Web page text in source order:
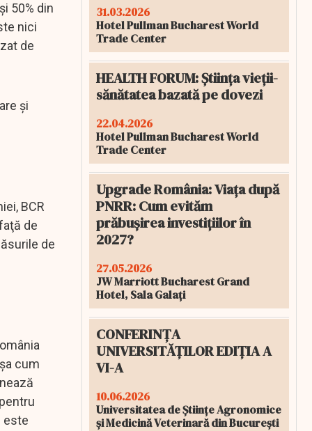
50% din
nici
de
şi
BCR
de
de
cum
este
31.03.2026
Hotel Pullman Bucharest World
Trade Center
HEALTH FORUM: Știința vieții-
sănătatea bazată pe dovezi
22.04.2026
Hotel Pullman Bucharest World
Trade Center
Upgrade România: Viața după
PNRR: Cum evităm
prăbușirea investițiilor în
2027?
27.05.2026
JW Marriott Bucharest Grand
Hotel, Sala Galați
CONFERINȚA
UNIVERSITĂȚILOR EDIȚIA A
VI-A
10.06.2026
Universitatea de Științe Agronomice
și Medicină Veterinară din București